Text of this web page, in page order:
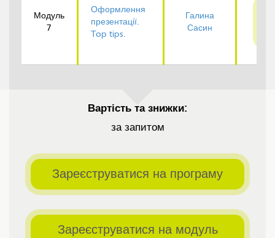
Модуль
7
Оформлення
презентації.
Top tips.
Галина
Сасин
Вартість та знижки:
за запитом
Зареєструватися на програму
Зареєструватися на модуль